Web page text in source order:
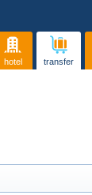
hotel transfer